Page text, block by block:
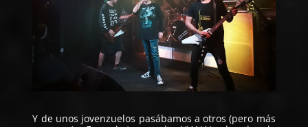
Y de unos jovenzuelos pasábamos a otros (pero más